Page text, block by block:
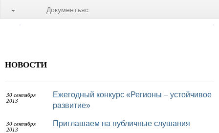
Документъяс
НОВОСТИ
30 сентября
2013
Ежегодный конкурс «Регионы – устойчивое
развитие»
30 сентября
2013
Приглашаем на публичные слушания